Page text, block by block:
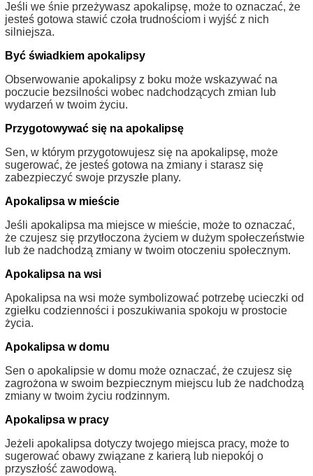
Jeśli we śnie przeżywasz apokalipsę, może to oznaczać, że
jesteś gotowa stawić czoła trudnościom i wyjść z nich
silniejsza.
Być świadkiem apokalipsy
Obserwowanie apokalipsy z boku może wskazywać na
poczucie bezsilności wobec nadchodzących zmian lub
wydarzeń w twoim życiu.
Przygotowywać się na apokalipsę
Sen, w którym przygotowujesz się na apokalipsę, może
sugerować, że jesteś gotowa na zmiany i starasz się
zabezpieczyć swoje przyszłe plany.
Apokalipsa w mieście
Jeśli apokalipsa ma miejsce w mieście, może to oznaczać,
że czujesz się przytłoczona życiem w dużym społeczeństwie
lub że nadchodzą zmiany w twoim otoczeniu społecznym.
Apokalipsa na wsi
Apokalipsa na wsi może symbolizować potrzebę ucieczki od
zgiełku codzienności i poszukiwania spokoju w prostocie
życia.
Apokalipsa w domu
Sen o apokalipsie w domu może oznaczać, że czujesz się
zagrożona w swoim bezpiecznym miejscu lub że nadchodzą
zmiany w twoim życiu rodzinnym.
Apokalipsa w pracy
Jeżeli apokalipsa dotyczy twojego miejsca pracy, może to
sugerować obawy związane z karierą lub niepokój o
przyszłość zawodową.